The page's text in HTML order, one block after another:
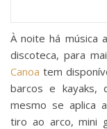
À noite há música
discoteca, para
Canoa tem
barcos e kayaks,
mesmo se aplica
tiro ao arco, mini